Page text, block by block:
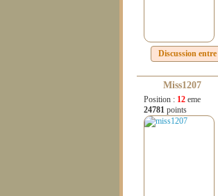
Discussion entre
Miss1207
Position : 12 eme
24781 points